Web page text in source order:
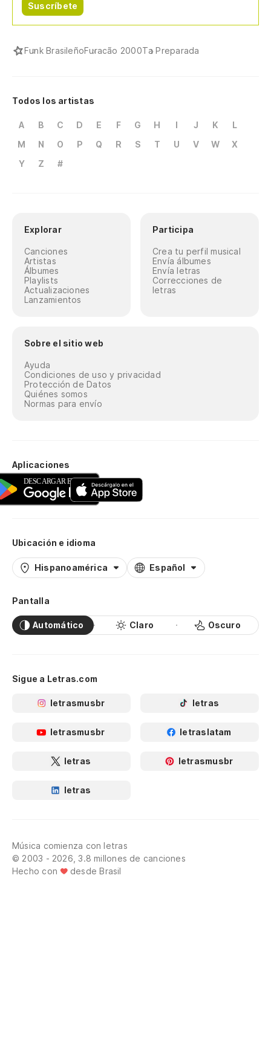
Suscríbete
Funk BrasileñoFuracão 2000Ta Preparada
Todos los artistas
A B C D E F G H I J K
L
M
N O P Q R S T U V W
X
Y
Z #
Explorar
Canciones
Artistas
Álbumes
Playlists
Actualizaciones
Lanzamientos
Participa
Crea tu perfil musical
Envía álbumes
Envía letras
Correcciones de
letras
Sobre el sitio web
Ayuda
Condiciones de uso y privacidad
Protección de Datos
Quiénes somos
Normas para envío
Aplicaciones
Ubicación e idioma
Hispanoamérica Español
Pantalla
Automático Claro Oscuro
Sigue a Letras.com
letrasmusbr letras
letrasmusbr letraslatam
letras letrasmusbr
letras
Música comienza con letras
© 2003 - 2026, 3.8 millones de canciones
Hecho con
desde Brasil